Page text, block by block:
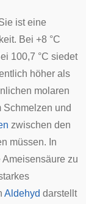
ist eine
Bei +8 °C
100,7 °C siedet
höher als
molaren
Schmelzen und
zwischen den
müssen. In
zu
Aldehyd darstellt